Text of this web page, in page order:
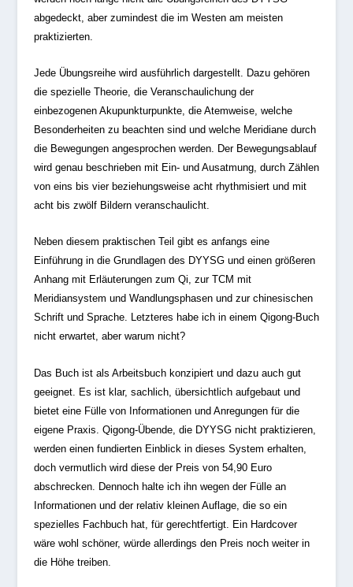
abgedeckt, aber zumindest die im Westen am meisten
praktizierten.
Jede Übungsreihe wird ausführlich dargestellt. Dazu gehören
die spezielle Theorie, die Veranschaulichung der
einbezogenen Akupunkturpunkte, die Atemweise, welche
Besonderheiten zu beachten sind und welche Meridiane durch
die Bewegungen angesprochen werden. Der Bewegungsablauf
wird genau beschrieben mit Ein- und Ausatmung, durch Zählen
von eins bis vier beziehungsweise acht rhythmisiert und mit
acht bis zwölf Bildern veranschaulicht.
Neben diesem praktischen Teil gibt es anfangs eine
Einführung in die Grundlagen des DYYSG und einen größeren
Anhang mit Erläuterungen zum Qi, zur TCM mit
Meridiansystem und Wandlungsphasen und zur chinesischen
Schrift und Sprache. Letzteres habe ich in einem Qigong-Buch
nicht erwartet, aber warum nicht?
Das Buch ist als Arbeitsbuch konzipiert und dazu auch gut
geeignet. Es ist klar, sachlich, übersichtlich aufgebaut und
bietet eine Fülle von Informationen und Anregungen für die
eigene Praxis. Qigong-Übende, die DYYSG nicht praktizieren,
werden einen fundierten Einblick in dieses System erhalten,
doch vermutlich wird diese der Preis von 54,90 Euro
abschrecken. Dennoch halte ich ihn wegen der Fülle an
Informationen und der relativ kleinen Auflage, die so ein
spezielles Fachbuch hat, für gerechtfertigt. Ein Hardcover
wäre wohl schöner, würde allerdings den Preis noch weiter in
die Höhe treiben.